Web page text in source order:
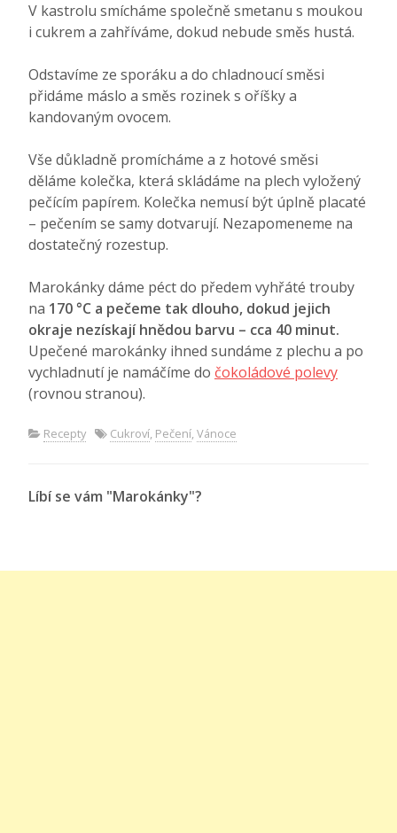
V kastrolu smícháme společně smetanu s moukou
i cukrem a zahříváme, dokud nebude směs hustá.
Odstavíme ze sporáku a do chladnoucí směsi
přidáme máslo a směs rozinek s oříšky a
kandovaným ovocem.
Vše důkladně promícháme a z hotové směsi
děláme kolečka, která skládáme na plech vyložený
pečícím papírem. Kolečka nemusí být úplně placaté
– pečením se samy dotvarují. Nezapomeneme na
dostatečný rozestup.
Marokánky dáme péct do předem vyhřáté trouby
na 170 °C a pečeme tak dlouho, dokud jejich
okraje nezískají hnědou barvu – cca 40 minut.
Upečené marokánky ihned sundáme z plechu a po
vychladnutí je namáčíme do čokoládové polevy
(rovnou stranou).
Recepty Cukroví, Pečení, Vánoce
Líbí se vám "Marokánky"?